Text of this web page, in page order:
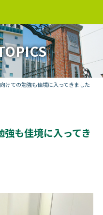
けての勉強も佳境に入ってきました
も佳境に入ってき